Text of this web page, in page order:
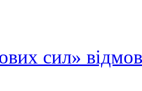
сил»